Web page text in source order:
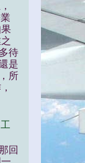
待
是
所
回